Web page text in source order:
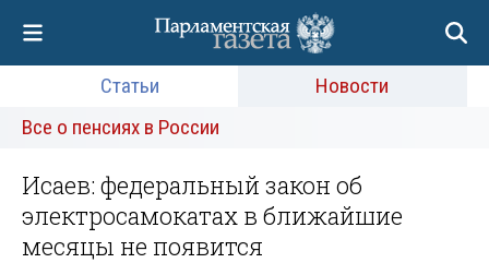
Статьи
Новости
Все о пенсиях в России
Исаев: федеральный закон об
электросамокатах в ближайшие
месяцы не появится